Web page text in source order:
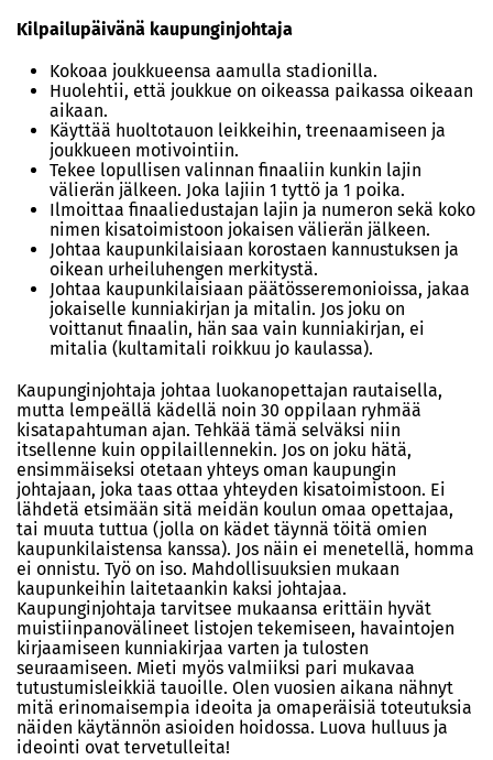
Kilpailupäivänä kaupunginjohtaja
Kokoaa joukkueensa aamulla stadionilla.
Huolehtii, että joukkue on oikeassa paikassa oikeaan
aikaan.
Käyttää huoltotauon leikkeihin, treenaamiseen ja
joukkueen motivointiin.
Tekee lopullisen valinnan finaaliin kunkin lajin
välierän jälkeen. Joka lajiin 1 tyttö ja 1 poika.
Ilmoittaa finaaliedustajan lajin ja numeron sekä koko
nimen kisatoimistoon jokaisen välierän jälkeen.
Johtaa kaupunkilaisiaan korostaen kannustuksen ja
oikean urheiluhengen merkitystä.
Johtaa kaupunkilaisiaan päätösseremonioissa, jakaa
jokaiselle kunniakirjan ja mitalin. Jos joku on
voittanut finaalin, hän saa vain kunniakirjan, ei
mitalia (kultamitali roikkuu jo kaulassa).
Kaupunginjohtaja johtaa luokanopettajan rautaisella,
mutta lempeällä kädellä noin 30 oppilaan ryhmää
kisatapahtuman ajan. Tehkää tämä selväksi niin
itsellenne kuin oppilaillennekin. Jos on joku hätä,
ensimmäiseksi otetaan yhteys oman kaupungin
johtajaan, joka taas ottaa yhteyden kisatoimistoon. Ei
lähdetä etsimään sitä meidän koulun omaa opettajaa,
tai muuta tuttua (jolla on kädet täynnä töitä omien
kaupunkilaistensa kanssa). Jos näin ei menetellä, homma
ei onnistu. Työ on iso. Mahdollisuuksien mukaan
kaupunkeihin laitetaankin kaksi johtajaa.
Kaupunginjohtaja tarvitsee mukaansa erittäin hyvät
muistiinpanovälineet listojen tekemiseen, havaintojen
kirjaamiseen kunniakirjaa varten ja tulosten
seuraamiseen. Mieti myös valmiiksi pari mukavaa
tutustumisleikkiä tauoille. Olen vuosien aikana nähnyt
mitä erinomaisempia ideoita ja omaperäisiä toteutuksia
näiden käytännön asioiden hoidossa. Luova hulluus ja
ideointi ovat tervetulleita!